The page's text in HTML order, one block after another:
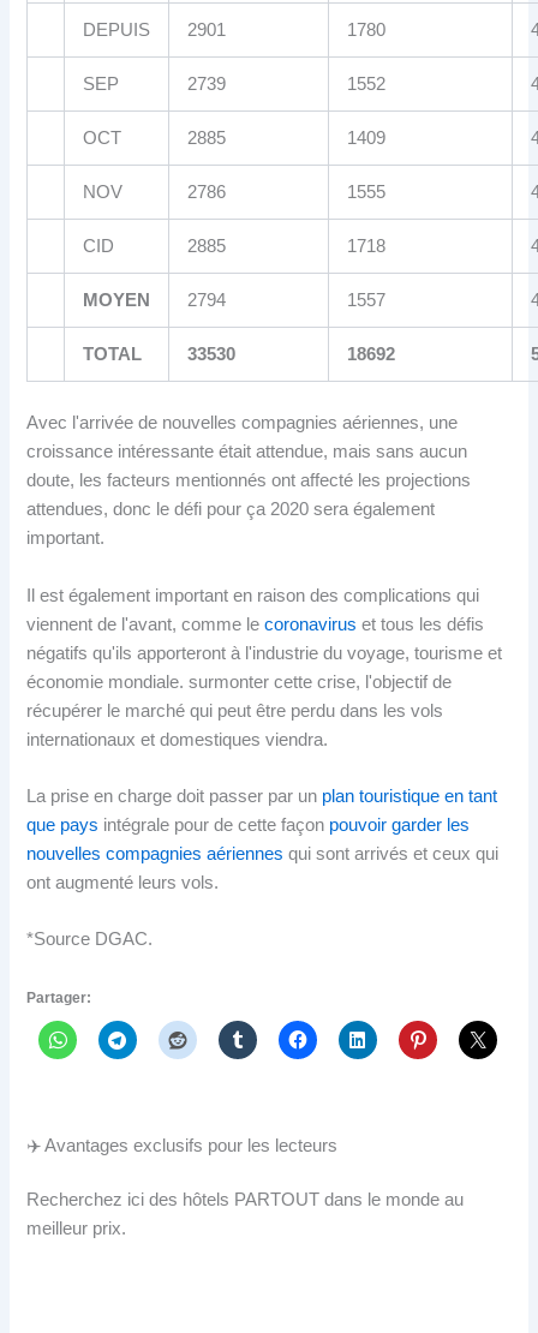
DEPUIS 2901 1780
SEP 2739 1552
OCT 2885 1409
NOV 2786 1555
CID 2885 1718
MOYEN 2794 1557
TOTAL 33530 18692
Avec l'arrivée de nouvelles compagnies aériennes, une
croissance intéressante était attendue, mais sans aucun
doute, les facteurs mentionnés ont affecté les projections
attendues, donc le défi pour ça 2020 sera également
important.
Il est également important en raison des complications qui
viennent de l'avant, comme lecoronavirus et tous les défis
négatifs qu'ils apporteront à l'industrie du voyage, tourisme et
économie mondiale. surmonter cette crise, l'objectif de
récupérer le marché qui peut être perdu dans les vols
internationaux et domestiques viendra.
La prise en charge doit passer par un plan touristique en tant
que pays intégrale pour de cette façon pouvoir garder les
nouvelles compagnies aériennes qui sont arrivés et ceux qui
ont augmenté leurs vols.
*Source DGAC.
Partager:
✈️ Avantages exclusifs pour les lecteurs
Recherchez ici des hôtels PARTOUT dans le monde au
meilleur prix.